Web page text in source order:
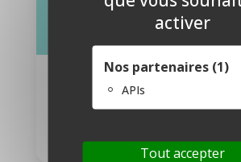
activer
Nos partenaires (1)
APIs
Tout accepter
💉 Anesthésie
Protocoles adaptés à l’âge et à